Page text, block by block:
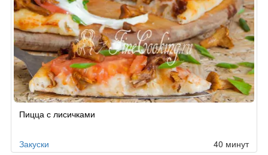
Пицца с лисичками
Закуски 40 минут